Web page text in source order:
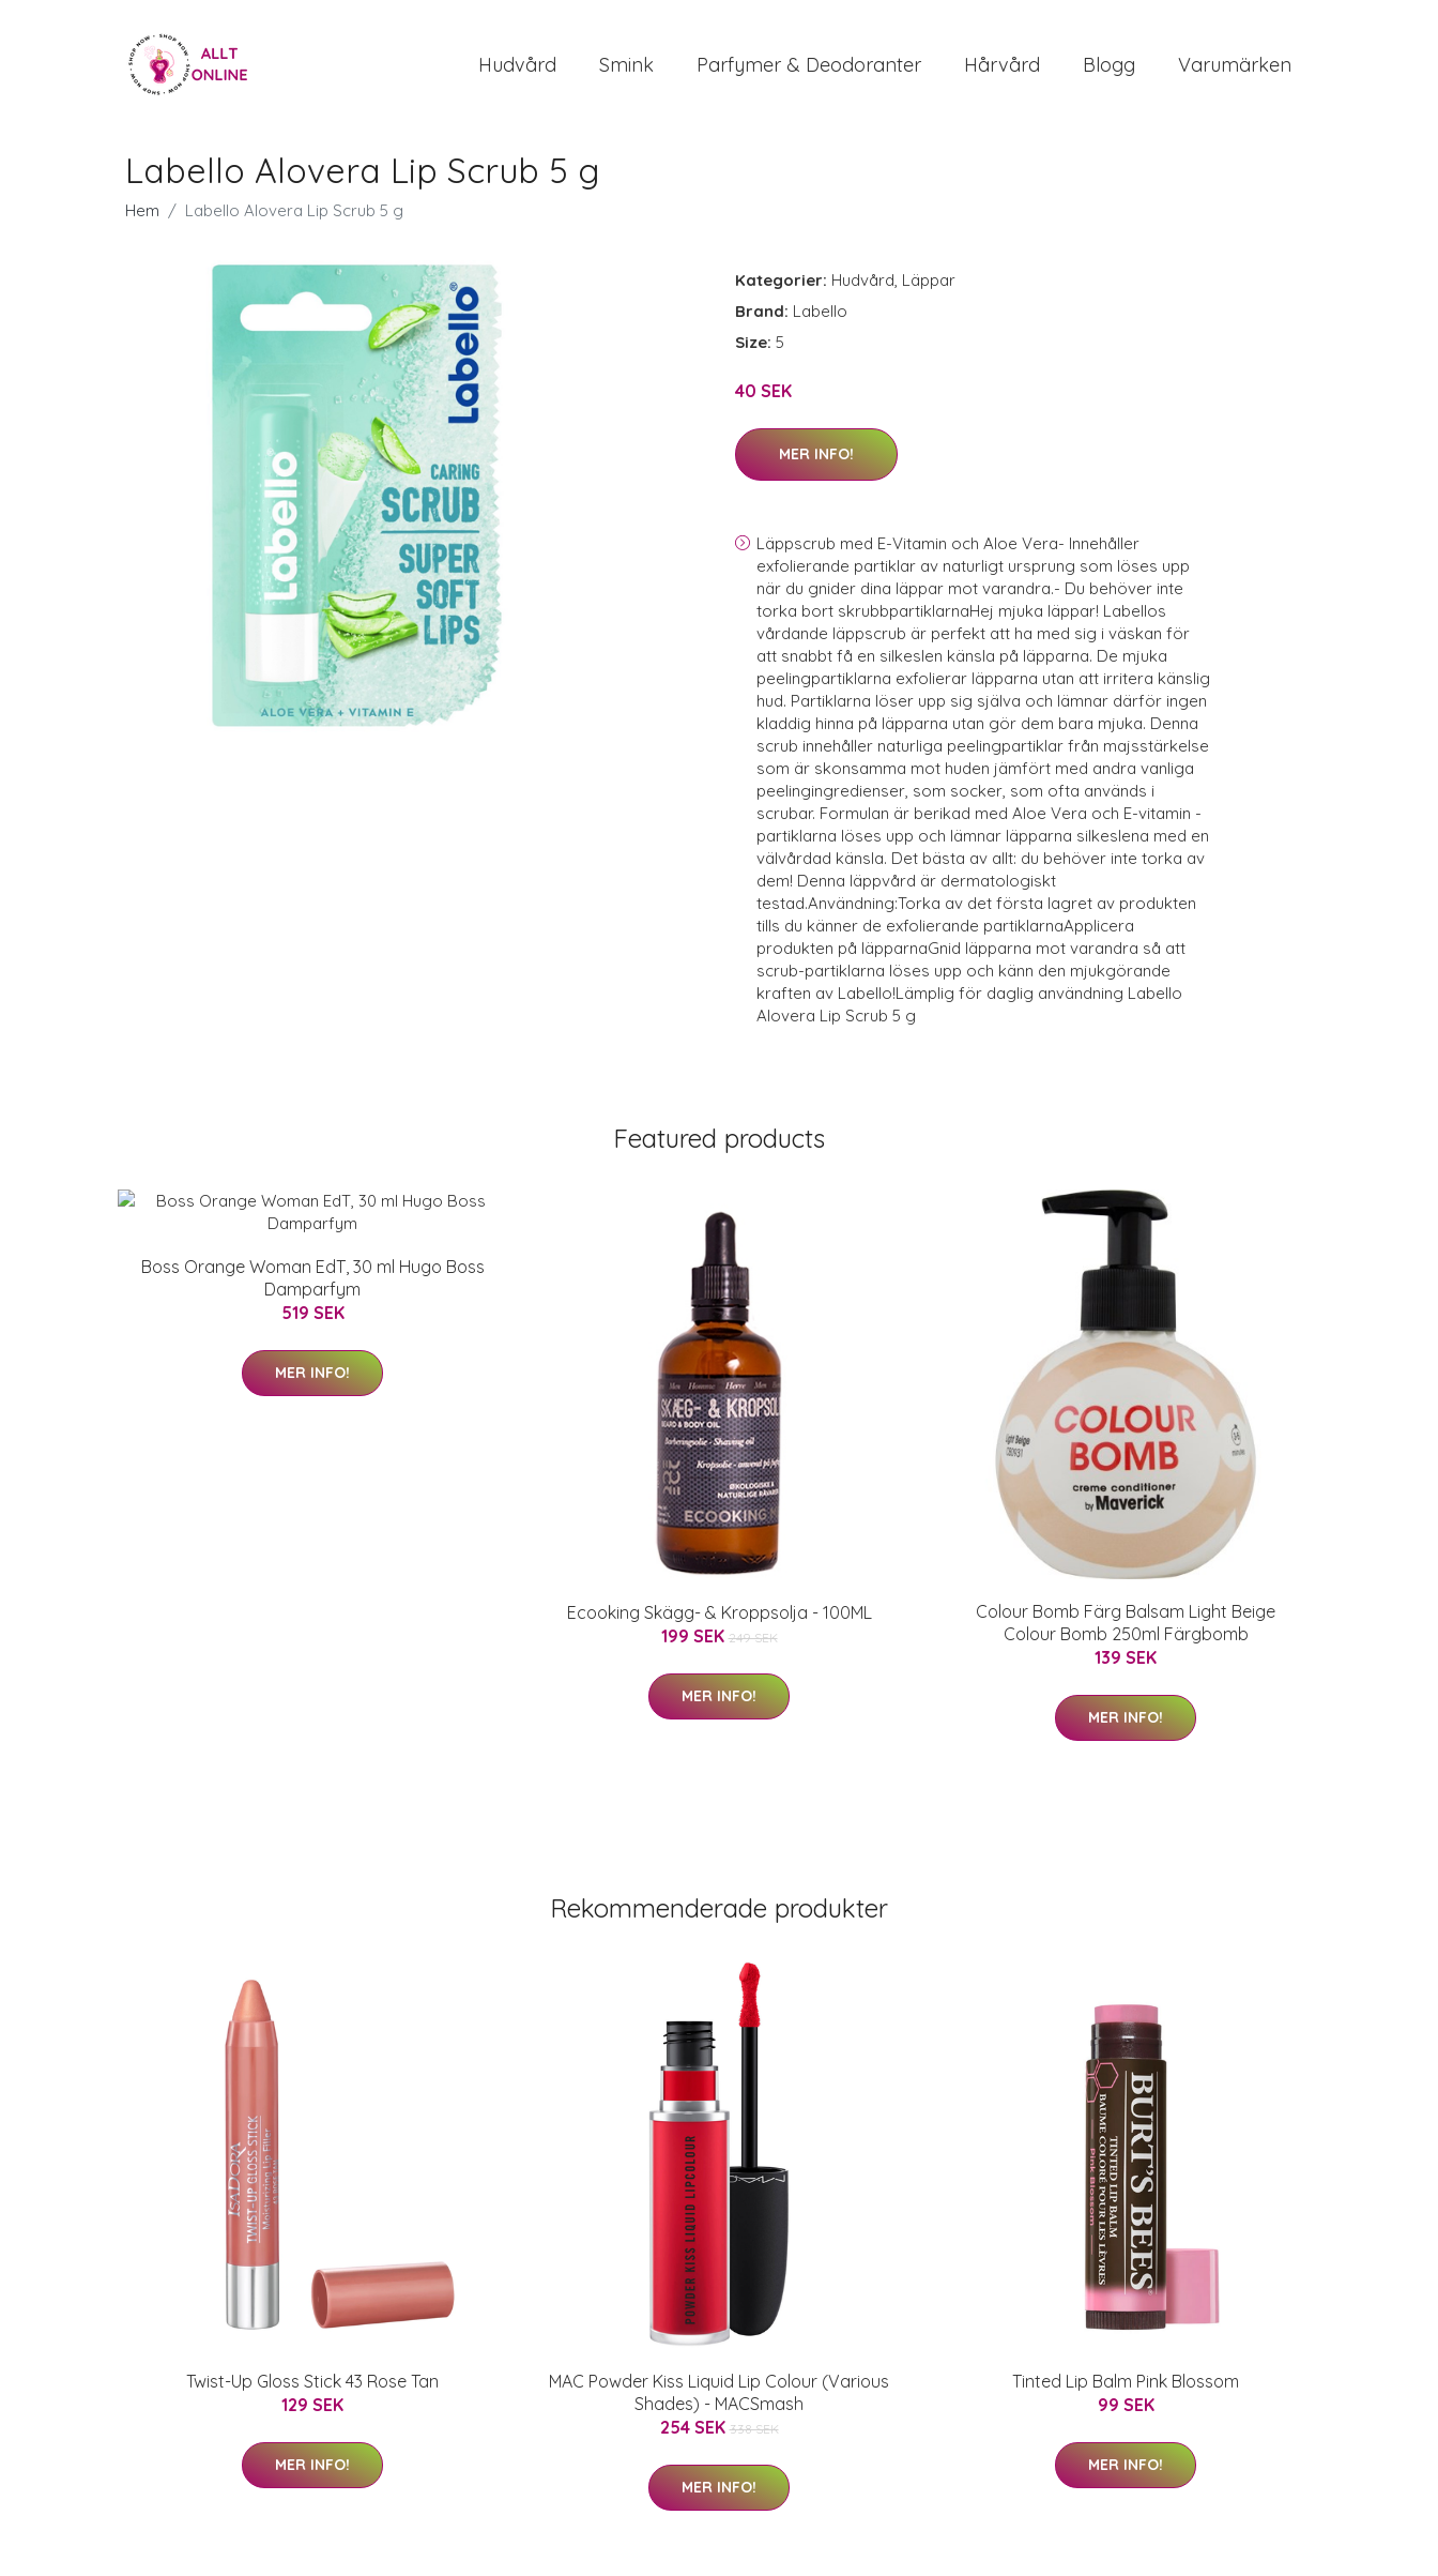
Hudvård Smink Parfymer & Deodoranter Hårvård Blogg Varumärken
Labello Alovera Lip Scrub 5 g
Hem Labello Alovera Lip Scrub 5 g
Kategorier: Hudvård, Läppar
Brand: Labello
Size: 5
40 SEK
MER INFO!
Läppscrub med E-Vitamin och Aloe Vera- Innehåller
exfolierande partiklar av naturligt ursprung som löses upp
när du gnider dina läppar mot varandra.- Du behöver inte
torka bort skrubbpartiklarnaHej mjuka läppar! Labellos
vårdande läppscrub är perfekt att ha med sig i väskan för
att snabbt få en silkeslen känsla på läpparna. De mjuka
peelingpartiklarna exfolierar läpparna utan att irritera känslig
hud. Partiklarna löser upp sig själva och lämnar därför ingen
kladdig hinna på läpparna utan gör dem bara mjuka. Denna
scrub innehåller naturliga peelingpartiklar från majsstärkelse
som är skonsamma mot huden jämfört med andra vanliga
peelingingredienser, som socker, som ofta används i
scrubar. Formulan är berikad med Aloe Vera och E-vitamin -
partiklarna löses upp och lämnar läpparna silkeslena med en
välvårdad känsla. Det bästa av allt: du behöver inte torka av
dem! Denna läppvård är dermatologiskt
testad.Användning:Torka av det första lagret av produkten
tills du känner de exfolierande partiklarnaApplicera
produkten på läpparnaGnid läpparna mot varandra så att
scrub-partiklarna löses upp och känn den mjukgörande
kraften av Labello!Lämplig för daglig användning Labello
Alovera Lip Scrub 5 g
Featured products
Boss Orange Woman EdT, 30 ml Hugo Boss
Damparfym
519 SEK
MER INFO!
Ecooking Skägg- & Kroppsolja - 100ML
199 SEK 249 SEK
MER INFO!
Colour Bomb Färg Balsam Light Beige
Colour Bomb 250ml Färgbomb
139 SEK
MER INFO!
Rekommenderade produkter
Twist-Up Gloss Stick 43 Rose Tan
129 SEK
MER INFO!
MAC Powder Kiss Liquid Lip Colour (Various
Shades) - MACSmash
254 SEK 338 SEK
MER INFO!
Tinted Lip Balm Pink Blossom
99 SEK
MER INFO!